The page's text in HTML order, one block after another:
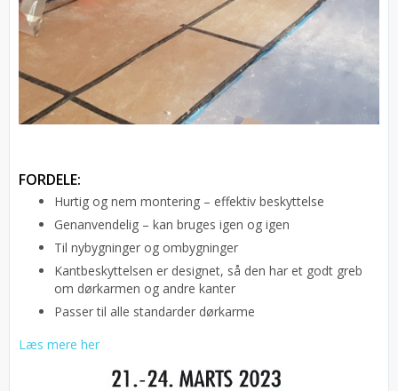
FORDELE:
Hurtig og nem montering – effektiv beskyttelse
Genanvendelig – kan bruges igen og igen
Til nybygninger og ombygninger
Kantbeskyttelsen er designet, så den har et godt greb
om dørkarmen og andre kanter
Passer til alle standarder dørkarme
Læs mere her